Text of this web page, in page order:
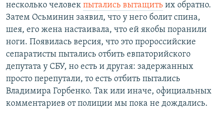
несколько человек пытались вытащить их обратно.
Затем Осьминин заявил, что у него болит спина,
шея, его жена настаивала, что ей якобы поранили
ноги. Появилась версия, что это пророссийские
сепаратисты пытались отбить евпаторийского
депутата у СБУ, но есть и другая: задержанных
просто перепутали, то есть отбить пытались
Владимира Горбенко. Так или иначе, официальных
комментариев от полиции мы пока не дождались.